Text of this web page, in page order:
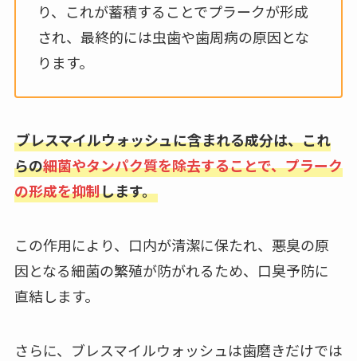
り、これが蓄積することでプラークが形成
され、最終的には虫歯や歯周病の原因とな
ります。
ブレスマイルウォッシュに含まれる成分は、これ
らの細菌やタンパク質を除去することで、プラーク
の形成を抑制します。
この作用により、口内が清潔に保たれ、悪臭の原
因となる細菌の繁殖が防がれるため、口臭予防に
直結します。
さらに、ブレスマイルウォッシュは歯磨きだけでは